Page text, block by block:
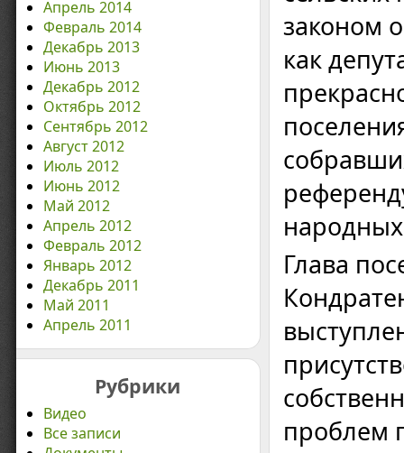
Апрель 2014
Февраль 2014
Декабрь 2013
Июнь 2013
Декабрь 2012
Октябрь 2012
Сентябрь 2012
Август 2012
Июль 2012
Июнь 2012
Май 2012
Апрель 2012
Февраль 2012
Январь 2012
Декабрь 2011
Май 2011
Апрель 2011
Рубрики
Видео
Все записи
законом
как
Глава
проблем